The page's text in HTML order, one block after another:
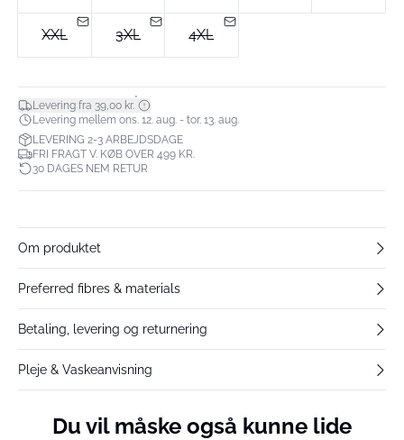
XXL 3XL 4XL
Levering fra 39,00 kr.*
Levering mellem ons. 12. aug. - tor. 13. aug.
LEVERING 2-3 ARBEJDSDAGE
FRI FRAGT V. KØB OVER 499 KR.
30 DAGES NEM RETUR
Om produktet
Preferred fibres & materials
Betaling, levering og returnering
Pleje & Vaskeanvisning
Du vil måske også kunne lide